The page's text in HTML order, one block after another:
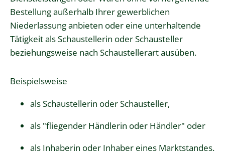
Bestellung außerhalb Ihrer gewerblichen
Niederlassung anbieten oder eine unterhaltende
Tätigkeit als Schaustellerin oder Schausteller
beziehungsweise nach Schaustellerart ausüben.
Beispielsweise
als Schaustellerin oder Schausteller,
als "fliegender Händlerin oder Händler" oder
als Inhaberin oder Inhaber eines Marktstandes.